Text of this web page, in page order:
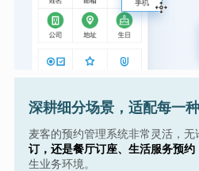
深耕细分场景，适配每一
麦客的预约管理系统非常灵活，无
订，还是餐厅订座、生活服务预约
生业务环境。